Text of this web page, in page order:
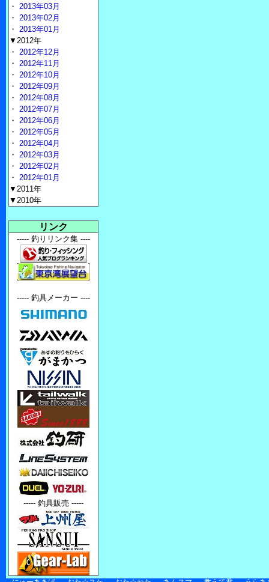
・ 2013年03月
・ 2013年02月
・ 2013年01月
▼2012年
・ 2012年12月
・ 2012年11月
・ 2012年10月
・ 2012年09月
・ 2012年08月
・ 2012年07月
・ 2012年06月
・ 2012年05月
・ 2012年04月
・ 2012年03月
・ 2012年02月
・ 2012年01月
▼2011年
▼2010年
リンク
----- 釣りリンク集 ----
----- 釣具メーカー ----
----- 釣具販売 -----